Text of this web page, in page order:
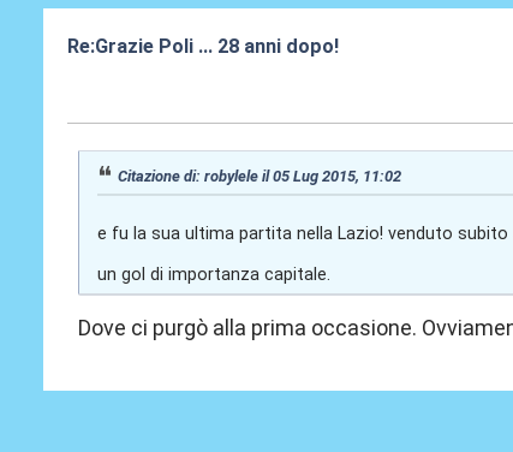
Re:Grazie Poli ... 28 anni dopo!
Citazione di: robylele il 05 Lug 2015, 11:02
e fu la sua ultima partita nella Lazio! venduto
un gol di importanza capitale.
Dove ci purgò alla prima occasione.